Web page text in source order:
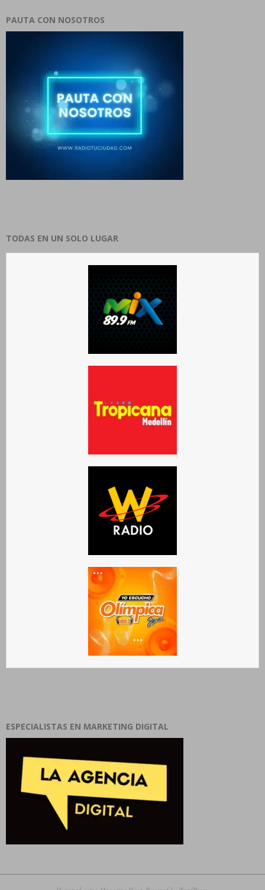
PAUTA CON NOSOTROS
TODAS EN UN SOLO LUGAR
ESPECIALISTAS EN MARKETING DIGITAL